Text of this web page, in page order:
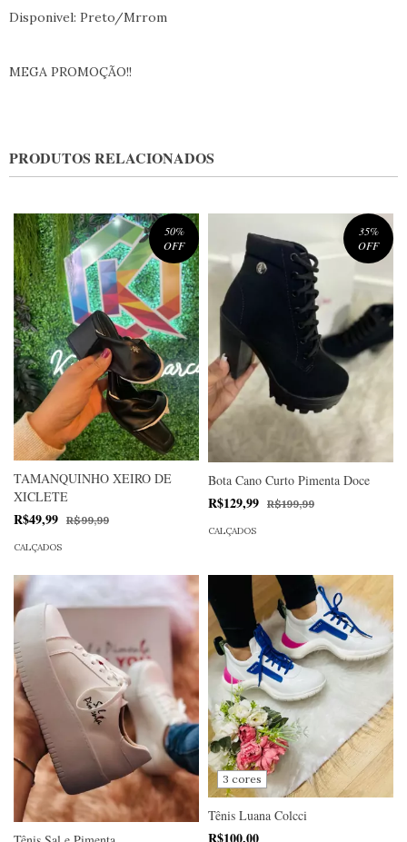
Disponivel: Preto/Mrrom
MEGA PROMOÇÃO!!
PRODUTOS RELACIONADOS
50%
OFF
TAMANQUINHO XEIRO DE
XICLETE
R$49,99 R$99,99
CALÇADOS
35%
OFF
Bota Cano Curto Pimenta Doce
R$129,99 R$199,99
CALÇADOS
3 cores
Tênis Luana Colcci
R$100,00